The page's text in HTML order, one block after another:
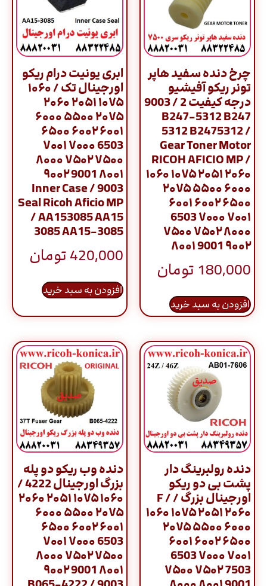
چرخ دنده سفید هاپر
تونر ریکو آفیشیو
درجه کیفیت 2 / 9003
B247-5312 B247
5312 B2475312 /
Gear Toner Motor
RICOH AFICIO MP /
۱۰۶۰ ۱۰۷۵ ۲۰۵۱ ۲۰۶۰
۲۰۷۵ ۵۵۰۰ ۶۰۰۰
۶۰۰۱ ۶۰۰۲ ۶۵۰۰
6503 ۷۰۰۰ ۷۰۰۱
۷۵۰۰ ۷۵۰۲ ۸۰۰۰
۸۰۰۱ 9001 ۹۰۰۲
180,000 تومان
افزودن به سبد خرید
ابری یونیت درام ریکو
اورجینال تک / ۱۰۶۰
۱۰۷۵ ۲۰۵۱ ۲۰۶۰
۲۰۷۵ ۵۵۰۰ ۶۰۰۰
۶۰۰۱ ۶۰۰۲ ۶۵۰۰
6503 ۷۰۰۰ ۷۰۰۱
۷۵۰۰ ۷۵۰۲ ۸۰۰۰
۸۰۰۱ 9001 ۹۰۰۲
9003 / Inner Case
Seal Ricoh Aficio MP
/ AA153085 AA15
3085 AA15-3085
420,000تومان
افزودن به سبد خرید
دنده رولبرینگ دار
پشت بی دو ریکو
اورجینال بزرگ / F /
۱۰۶۰ ۱۰۷۵ ۲۰۵۱ ۲۰۶۰
۲۰۷۵ ۵۵۰۰ ۶۰۰۰
۶۰۰۱ ۶۰۰۲ ۶۵۰۰
6503 ۷۰۰۰ ۷۰۰۱
۷۵۰۰ ۷۵۰۲ 7503
دنده وب ریکو دو پله
بزرگ اورجینال 4222 /
۱۰۶۰ ۱۰۷۵ ۲۰۵۱ ۲۰۶۰
۲۰۷۵ ۵۵۰۰ ۶۰۰۰
۶۰۰۱ ۶۰۰۲ ۶۵۰۰
6503 ۷۰۰۰ ۷۰۰۱
۷۵۰۰ ۷۵۰۲ ۸۰۰۰
۸۰۰۱ 9001 ۹۰۰۲